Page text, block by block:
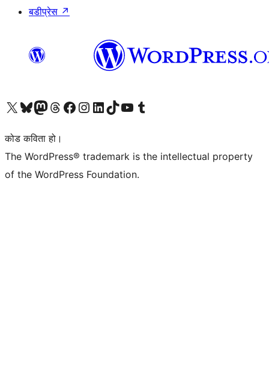
बडीप्रेस ↗
हाम्रो X (पहिले ट्विटर) खातामा जानुहोस्
हाम्रो Bluesky खाता भ्रमण गर्नुहोस्
हाम्रो म्यास्टोडन खाता भ्रमण गर्नुहोस्
हाम्रो थ्रेड्स खातामा जानुहोस्
हाम्रो फेसबुक पेजमा जानुहोस्
हाम्रो इन्स्टाग्राम खातामा जानुहोस्
हाम्रो लिङ्क्डइन खातामा जानुहोस्
हाम्रो TikTok खाता भ्रमण गर्नुहोस्
हाम्रो युट्युब च्यानलमा जानुहोस्
हाम्रो टम्बलर खाता भ्रमण गर्नुहोस्
कोड कविता हो।
The WordPress® trademark is the intellectual property
of the WordPress Foundation.